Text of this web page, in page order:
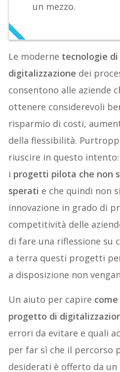
un mezzo.
Le moderne tecnologie
digitalizzazione dei
consentono alle aziende
ottenere considerevoli
risparmio di costi,
della flessibilità.
riuscire in questo
i progetti pilota che non
sperati e che quindi non
innovazione in grado di
competitività delle
di fare una riflessione su
a terra questi progetti
a disposizione non
Un aiuto per capire
progetto di
errori da evitare e quali
per far sì che il percorso
desiderati è offerto da